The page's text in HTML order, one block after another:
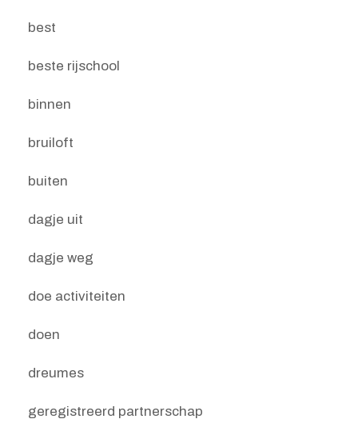
best
beste rijschool
binnen
bruiloft
buiten
dagje uit
dagje weg
doe activiteiten
doen
dreumes
geregistreerd partnerschap